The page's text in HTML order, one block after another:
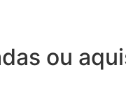
ou